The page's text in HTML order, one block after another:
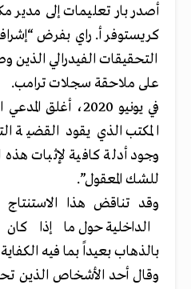
أصدر بار تعليمات إلى مدير
كريستوفر أ. راي بفرض
التحقيقات الفيدرالي الذين
على ملاحقة سجلات ترامب.
في يونيو 2020،
المكتب الذي يقود القضية
وجود أدلة كافية لإثبات
للشك المعقول”.
وقد تناقض هذا
الداخلية حول ما إذا
بالذهاببعيداً بما فيه
وقال أحد الأشخاص الذين